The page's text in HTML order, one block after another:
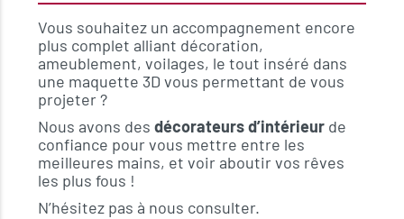
Vous souhaitez un accompagnement encore
plus complet alliant décoration,
ameublement, voilages, le tout inséré dans
une maquette 3D vous permettant de vous
projeter ?
Nous avons des décorateurs d’intérieur de
confiance pour vous mettre entre les
meilleures mains, et voir aboutir vos rêves
les plus fous !
N’hésitez pas à nous consulter.